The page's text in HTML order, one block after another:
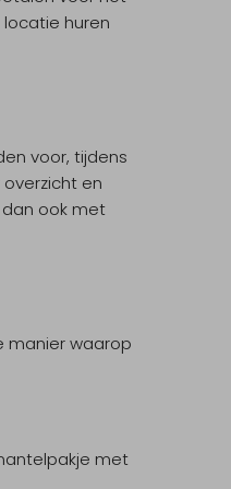
huren
voor, tijdens
en
ook met
manier waarop
met